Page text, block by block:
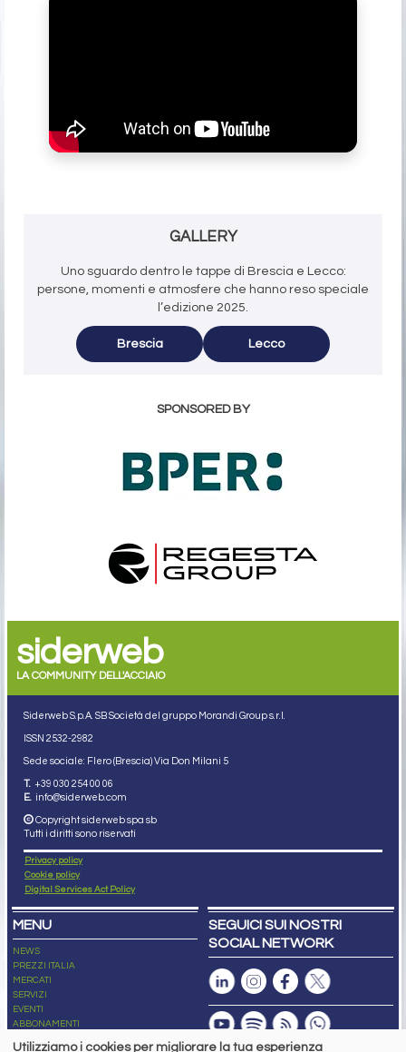
GALLERY
Uno sguardo dentro le tappe di Brescia e Lecco:
persone, momenti e atmosfere che hanno reso speciale
l’edizione 2025.
Brescia Lecco
SPONSORED BY
siderweb
LA COMMUNITY DELL'ACCIAIO
Siderweb S.p.A. SB Società del gruppo Morandi Group s.r.l.
ISSN 2532-2982
Sede sociale: Flero (Brescia) Via Don Milani 5
T. +39 030 254 00 06
E. info@siderweb.com
Copyright siderweb spa sb
Tutti i diritti sono riservati
Privacy policy
Cookie policy
Digital Services Act Policy
MENU
NEWS
PREZZI ITALIA
MERCATI
SERVIZI
EVENTI
ABBONAMENTI
SEGUICI SUI NOSTRI
SOCIAL NETWORK
Utilizziamo i cookies per migliorare la tua esperienza